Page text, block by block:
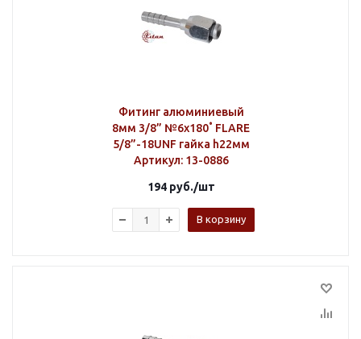
Фитинг алюминиевый
8мм 3/8” №6х180˚ FLARE
5/8”-18UNF гайка h22мм
Артикул: 13-0886
194руб./шт
В корзину